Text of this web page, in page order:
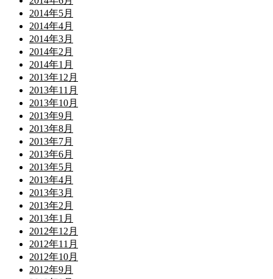
2014年5月
2014年4月
2014年3月
2014年2月
2014年1月
2013年12月
2013年11月
2013年10月
2013年9月
2013年8月
2013年7月
2013年6月
2013年5月
2013年4月
2013年3月
2013年2月
2013年1月
2012年12月
2012年11月
2012年10月
2012年9月